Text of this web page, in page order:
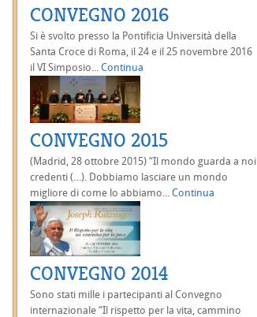
CONVEGNO 2016
Si è svolto presso la Pontificia Università della
Santa Croce di Roma, il 24 e il 25 novembre 2016
il VI Simposio... Continua
CONVEGNO 2015
(Madrid, 28 ottobre 2015) “Il mondo guarda a noi
credenti (…). Dobbiamo lasciare un mondo
migliore di come lo abbiamo... Continua
CONVEGNO 2014
Sono stati mille i partecipanti al Convegno
internazionale “Il rispetto per la vita, cammino